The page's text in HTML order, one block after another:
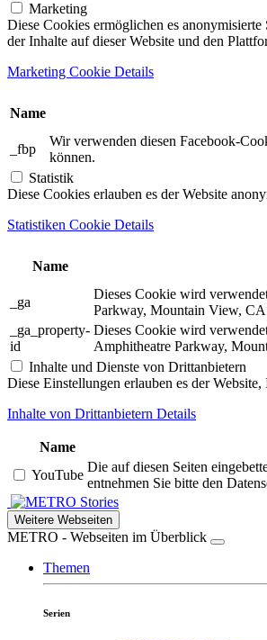
Marketing
Diese Cookies ermöglichen es
der Inhalte auf dieser Website und den
Marketing Cookie Details
Name
_fbp
Wir verwenden diesen Facebook-
können.
Statistik
Diese Cookies erlauben es der Website
Statistiken Cookie Details
Name
_ga
Dieses Cookie wird
Parkway, Mountain View,
_ga_property-
id
Dieses Cookie wird
Amphitheatre Parkway,
Inhalte und Dienste von Drittanbietern
Diese Einstellungen erlauben es der
Inhalte von Drittanbietern Details
Name
YouTube
Die auf diesen Seiten
entnehmen Sie bitte den
Stories
Weitere Webseiten
METRO - Webseiten im Überblick
Themen
Serien